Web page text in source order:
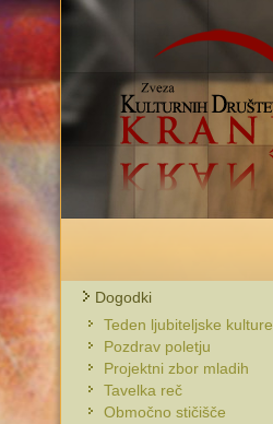
Dogodki
Teden ljubiteljske kulture
Pozdrav poletju
Projektni zbor mladih
Tavelka reč
Območno stičišče